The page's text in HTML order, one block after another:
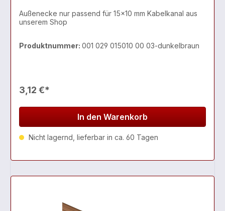
Außenecke nur passend für 15x10 mm Kabelkanal aus
unserem Shop
Produktnummer: 001 029 015010 00 03-dunkelbraun
3,12 €*
In den Warenkorb
Nicht lagernd, lieferbar in ca. 60 Tagen